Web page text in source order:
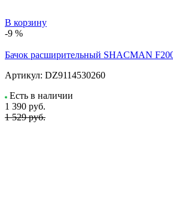
В корзину
-9 %
Бачок расширительный SHACMAN
Артикул: DZ9114530260
Есть в наличии
1 390 руб.
1 529 руб.